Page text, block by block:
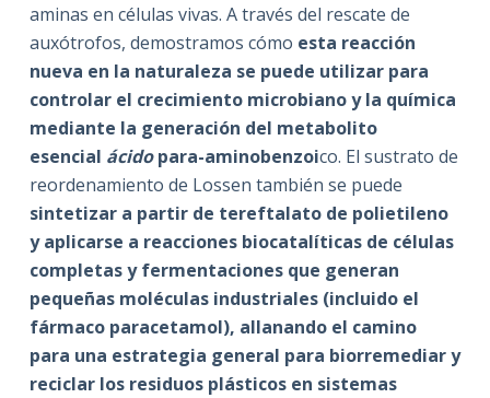
aminas en células vivas. A través del rescate de
auxótrofos, demostramos cómo esta reacción
nueva en la naturaleza se puede utilizar para
controlar el crecimiento microbiano y la química
mediante la generación del metabolito
esencial ácidopara-aminobenzoico. El sustrato de
reordenamiento de Lossen también se puede
sintetizar a partir de tereftalato de polietileno
y aplicarse a reacciones biocatalíticas de células
completas y fermentaciones que generan
pequeñas moléculas industriales (incluido el
fármaco paracetamol), allanando el camino
para una estrategia general para biorremediar y
reciclar los residuos plásticos en sistemas